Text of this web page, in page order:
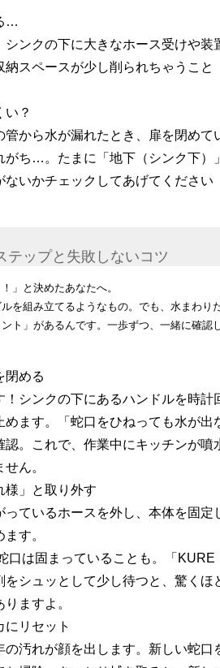
…
シンクの下に大きなホース受けや装
納スペースが少し削られちゃうこと
い？
管から水が漏れたとき、扉を閉めて
がち…。たまに「地下（シンク下）
ないかチェックしてあげてください
テップと失敗しないコツ
」と決めたあなたへ。
を組み立てるようなもの。でも、水まわり
ト」があるんです。一歩ずつ、一緒に確認
閉める
！シンクの下にあるハンドルを時計
めます。「蛇口をひねっても水が出
認。これで、作業中にキッチンが噴
ん。
様」と取り外す
っているホースを外し、本体を固定
す。
口は固まっていることも。「KURE
をシュッとして少し待つと、驚くほ
ますよ。
にリセット
の汚れが顔を出します。新しい蛇口